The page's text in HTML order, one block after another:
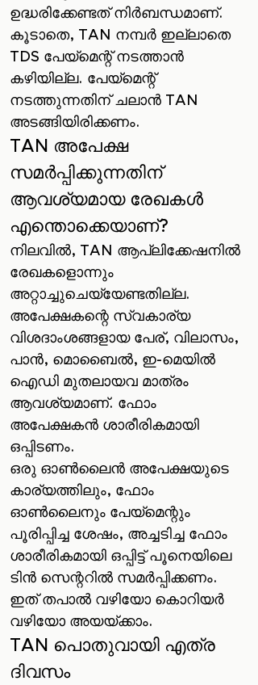
ഉദ്ധരിക്കേണ്ടത് നിർബന്ധമാണ്.
കൂടാതെ, TAN നമ്പർ ഇല്ലാതെ
TDS പേയ്‌മെന്റ് നടത്താൻ
കഴിയില്ല. പേയ്‌മെന്റ്
നടത്തുന്നതിന് ചലാൻ TAN
അടങ്ങിയിരിക്കണം.
TAN അപേക്ഷ
സമർപ്പിക്കുന്നതിന്
ആവശ്യമായ രേഖകൾ
എന്തൊക്കെയാണ്?
നിലവിൽ, TAN ആപ്ലിക്കേഷനിൽ
രേഖകളൊന്നും
അറ്റാച്ചുചെയ്യേണ്ടതില്ല.
അപേക്ഷകന്റെ സ്വകാര്യ
വിശദാംശങ്ങളായ പേര്, വിലാസം,
പാൻ, മൊബൈൽ, ഇ-മെയിൽ
ഐഡി മുതലായവ മാത്രം
ആവശ്യമാണ്. ഫോം
അപേക്ഷകൻ ശാരീരികമായി
ഒപ്പിടണം.
ഒരു ഓൺലൈൻ അപേക്ഷയുടെ
കാര്യത്തിലും, ഫോം
ഓൺ‌ലൈനും പേയ്‌മെന്റും
പൂരിപ്പിച്ച ശേഷം, അച്ചടിച്ച ഫോം
ശാരീരികമായി ഒപ്പിട്ട് പൂനെയിലെ
ടിൻ സെന്ററിൽ സമർപ്പിക്കണം.
ഇത് തപാൽ വഴിയോ കൊറിയർ
വഴിയോ അയയ്ക്കാം.
TAN പൊതുവായി എത്ര
ദിവസം